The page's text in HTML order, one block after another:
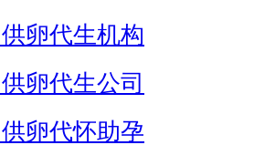
卵代生机构
卵代生公司
卵代怀助孕